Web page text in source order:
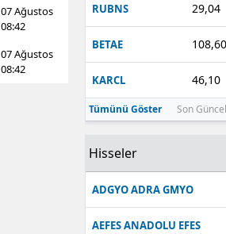
07 Ağustos
08:42
07 Ağustos
08:42
RUBNS 29,04
BETAE 108,60
KARCL 46,10
Tümünü Göster Son
Hisseler
ADGYO ADRA GMYO
AEFES ANADOLU EFES